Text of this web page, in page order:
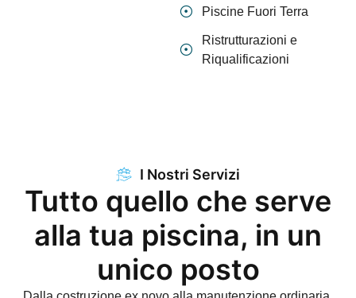
Piscine Fuori Terra
Ristrutturazioni e
Riqualificazioni
I Nostri Servizi
Tutto quello che serve
alla tua piscina, in un
unico posto